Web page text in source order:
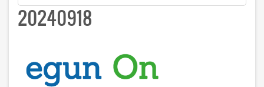
20240918